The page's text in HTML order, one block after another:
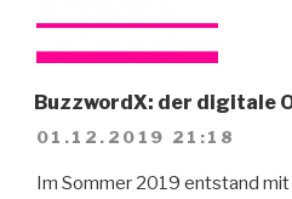
BuzzwordX: der digitale
01.12.2019 21:18
Im Sommer 2019 entstand